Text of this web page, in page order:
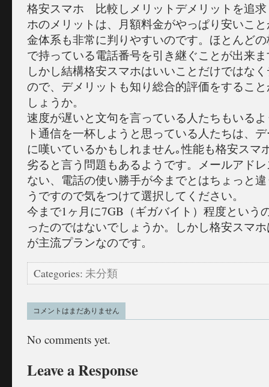
格安スマホ 比較しメリットデメリットを追
ホのメリットは、月額料金がやっぱり安いこ
金体系も非常に判りやすいのです。ほとんど
で持っている電話番号を引き継ぐことが出来
しかし結構格安スマホはいいことだけではな
ので、デメリットも知り総合的評価をするこ
しょうか。
速度が遅いと文句を言っている人たちもいる
ト通信を一杯しようと思っている人たちは、
に嘆いているかもしれません｡性能も格安スマ
劣ると言う問題もあるようです。メールアド
ない、電話の使い勝手が今までとはちょっと
うですので気をつけて選択してください。
今まで1ヶ月に7GB（ギガバイト）程度という
ったのではないでしょうか。しかし格安スマ
が主流プランなのです。
Categories: 未分類
コメントはまだありません
No comments yet.
Leave a Response